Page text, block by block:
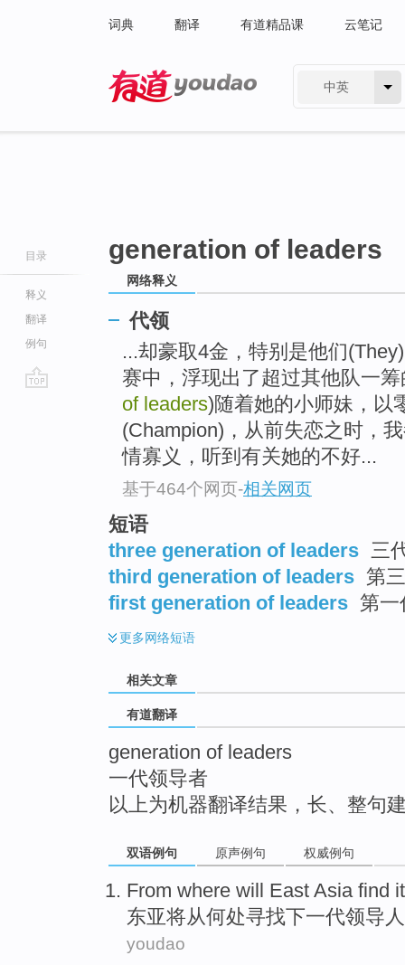
词典 翻译 有道精品课 云笔记
中英
目录
释义
翻译
例句
generation of leaders
网络释义
代领
...却豪取4金，特别是他们
赛中，浮现出了超过其他队一
of leaders)随着她的小师妹，以
(Champion)，从前失恋之时，
情寡义，听到有关她的不好...
基于464个网页-相关网页
短语
three generation of leaders 三
third generation of leaders 第
first generation of leaders 第一
更多网络短语
相关文章
有道翻译
generation of leaders
一代领导者
以上为机器翻译结果，长、整句
双语例句 原声例句 权威例句
From where will East Asia find
东亚将从何处寻找下一代领导人
youdao